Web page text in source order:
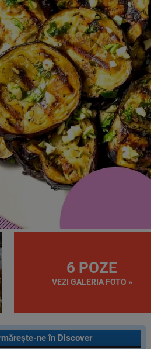
6 POZE
VEZI GALERIA FOTO »
ne în Discover